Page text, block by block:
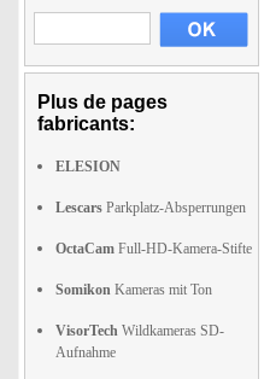
Plus de pages
fabricants:
ELESION
Lescars Parkplatz-Absperrungen
OctaCam Full-HD-Kamera-Stifte
Somikon Kameras mit Ton
VisorTech Wildkameras SD-
Aufnahme